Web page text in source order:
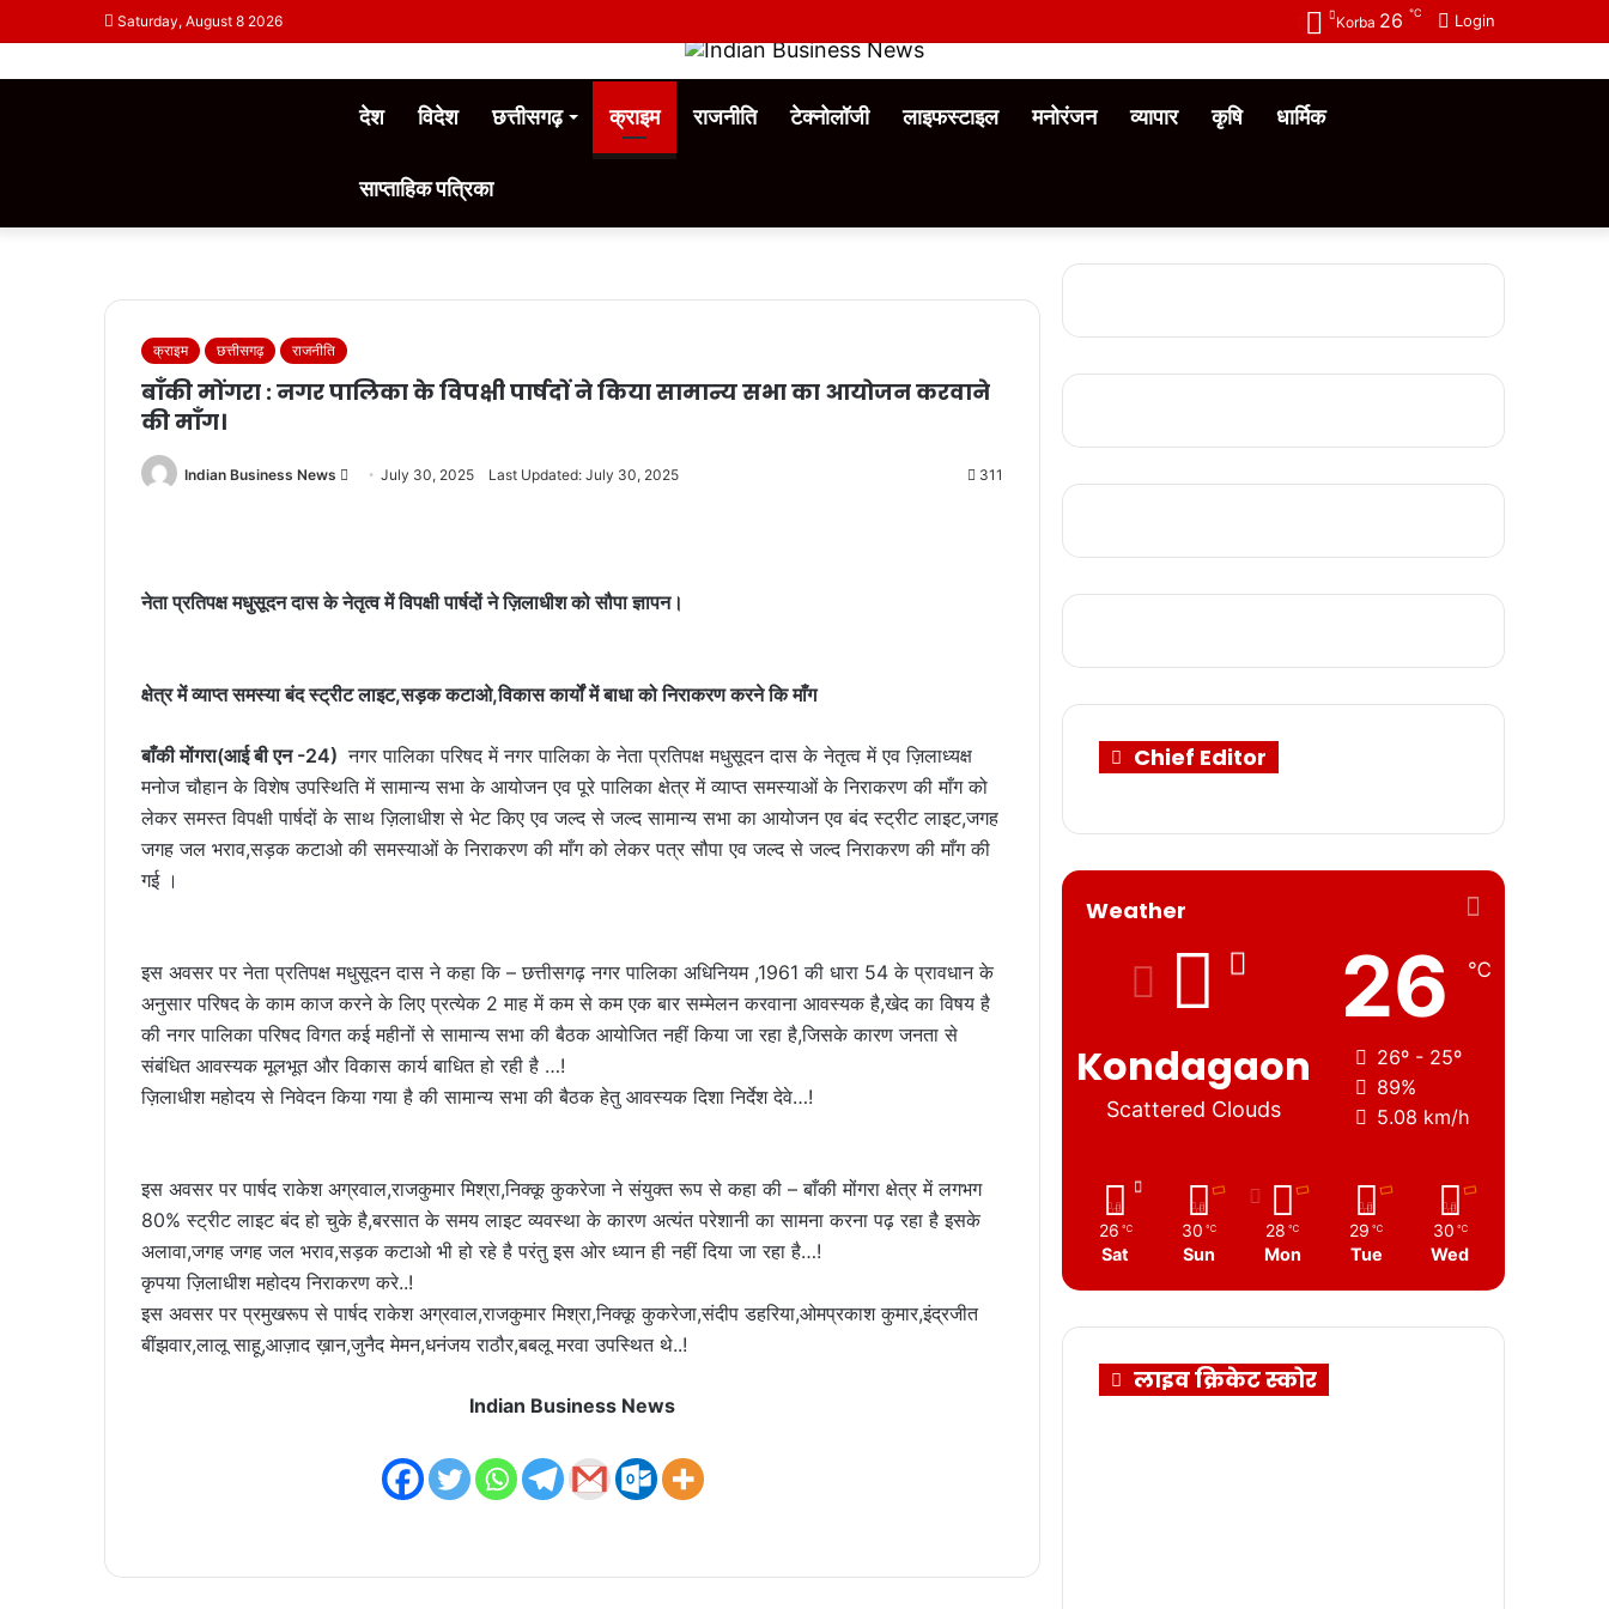
Saturday, August 8 2026 Login
Korba 26 ℃
देश विदेश छत्तीसगढ़ क्राइम राजनीति टेक्नोलॉजी लाइफस्टाइल मनोरंजन व्यापार कृषि धार्मिक
साप्ताहिक पत्रिका
क्राइम छत्तीसगढ़ राजनीति
बाँकी मोंगरा : नगर पालिका के विपक्षी पार्षदों ने किया सामान्य सभा का आयोजन करवाने
की माँग।
Indian Business News
Send July 30, 2025 Last Updated: July 30, 2025 311
नेता प्रतिपक्ष मधुसूदन दास के नेतृत्व में विपक्षी पार्षदों ने ज़िलाधीश को सौपा ज्ञापन।
क्षेत्र में व्याप्त समस्या बंद स्ट्रीट लाइट,सड़क कटाओ,विकास कार्यों में बाधा को निराकरण करने कि माँग
बाँकी मोंगरा(आई बी एन -24) नगर पालिका परिषद में नगर पालिका के नेता प्रतिपक्ष मधुसूदन दास के नेतृत्व में एव ज़िलाध्यक्ष
मनोज चौहान के विशेष उपस्थिति में सामान्य सभा के आयोजन एव पूरे पालिका क्षेत्र में व्याप्त समस्याओं के निराकरण की माँग को
लेकर समस्त विपक्षी पार्षदों के साथ ज़िलाधीश से भेट किए एव जल्द से जल्द सामान्य सभा का आयोजन एव बंद स्ट्रीट लाइट,जगह
जगह जल भराव,सड़क कटाओ की समस्याओं के निराकरण की माँग को लेकर पत्र सौपा एव जल्द से जल्द निराकरण की माँग की
गई ।
इस अवसर पर नेता प्रतिपक्ष मधुसूदन दास ने कहा कि – छत्तीसगढ़ नगर पालिका अधिनियम ,1961 की धारा 54 के प्रावधान के
अनुसार परिषद के काम काज करने के लिए प्रत्येक 2 माह में कम से कम एक बार सम्मेलन करवाना आवस्यक है,खेद का विषय है
की नगर पालिका परिषद विगत कई महीनों से सामान्य सभा की बैठक आयोजित नहीं किया जा रहा है,जिसके कारण जनता से
संबंधित आवस्यक मूलभूत और विकास कार्य बाधित हो रही है …!
ज़िलाधीश महोदय से निवेदन किया गया है की सामान्य सभा की बैठक हेतु आवस्यक दिशा निर्देश देवे…!
इस अवसर पर पार्षद राकेश अग्रवाल,राजकुमार मिश्रा,निक्कू कुकरेजा ने संयुक्त रूप से कहा की – बाँकी मोंगरा क्षेत्र में लगभग
80% स्ट्रीट लाइट बंद हो चुके है,बरसात के समय लाइट व्यवस्था के कारण अत्यंत परेशानी का सामना करना पढ़ रहा है इसके
अलावा,जगह जगह जल भराव,सड़क कटाओ भी हो रहे है परंतु इस ओर ध्यान ही नहीं दिया जा रहा है…!
कृपया ज़िलाधीश महोदय निराकरण करे..!
इस अवसर पर प्रमुखरूप से पार्षद राकेश अग्रवाल,राजकुमार मिश्रा,निक्कू कुकरेजा,संदीप डहरिया,ओमप्रकाश कुमार,इंद्रजीत
बींझवार,लालू साहू,आज़ाद ख़ान,जुनैद मेमन,धनंजय राठौर,बबलू मरवा उपस्थित थे..!
Indian Business News
Chief Editor
Weather
Kondagaon
Scattered Clouds
26 ℃
26º - 25º
89%
5.08 km/h
26 ℃
Sat
30 ℃
Sun
28 ℃
Mon
29 ℃
Tue
30 ℃
Wed
लाइव क्रिकेट स्कोर